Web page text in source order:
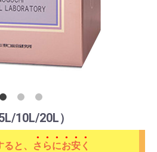
10L/20L）
と、
さらにお安く